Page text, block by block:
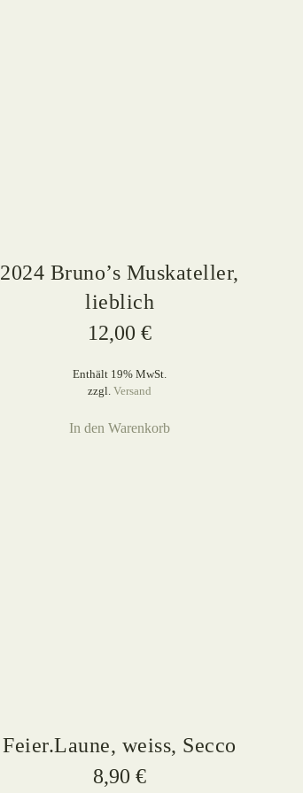
2024 Bruno’s Muskateller,
lieblich
12,00 €
Enthält 19% MwSt.
zzgl. Versand
In den Warenkorb
Feier.Laune, weiss, Secco
8,90 €